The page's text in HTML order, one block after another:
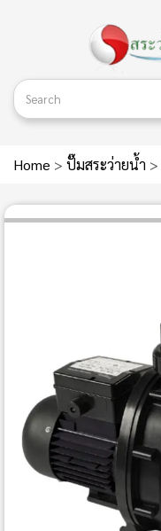
Home > ปั๊มสระว่ายน้ำ >